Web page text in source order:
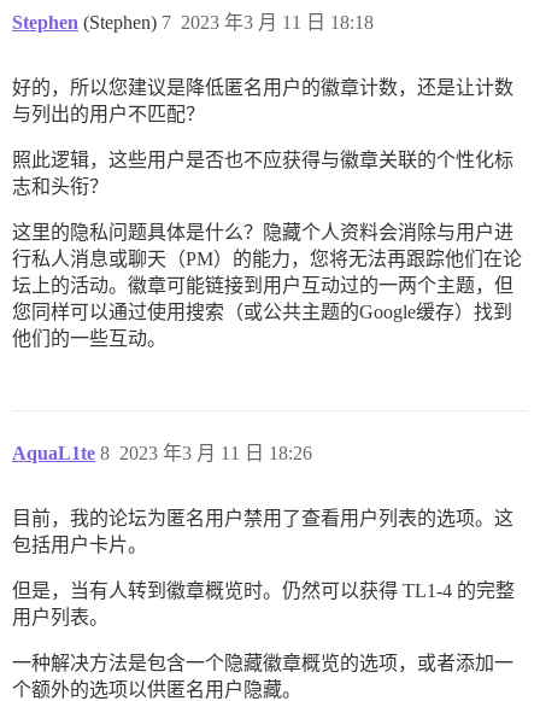
Stephen (Stephen) 2023 年3 月 11 日 18:18
7
好的，所以您建议是降低匿名用户的徽章计数，还是让计数
与列出的用户不匹配？
照此逻辑，这些用户是否也不应获得与徽章关联的个性化标
志和头衔？
这里的隐私问题具体是什么？隐藏个人资料会消除与用户进
行私人消息或聊天（PM）的能力，您将无法再跟踪他们在论
坛上的活动。徽章可能链接到用户互动过的一两个主题，但
您同样可以通过使用搜索（或公共主题的Google缓存）找到
他们的一些互动。
AquaL1te 2023 年3 月 11 日 18:26
8
目前，我的论坛为匿名用户禁用了查看用户列表的选项。这
包括用户卡片。
但是，当有人转到徽章概览时。仍然可以获得 TL1-4 的完整
用户列表。
一种解决方法是包含一个隐藏徽章概览的选项，或者添加一
个额外的选项以供匿名用户隐藏。